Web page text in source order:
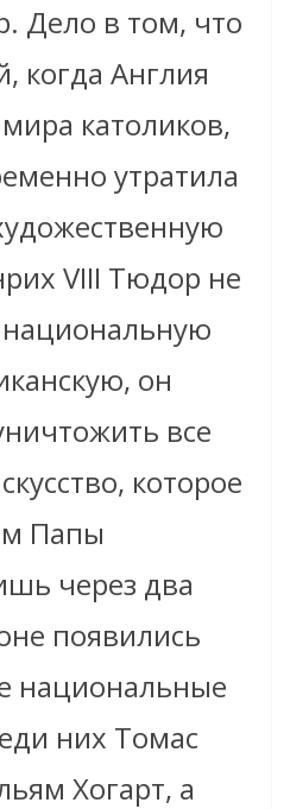
Дело в том, что
когда Англия
католиков,
утратила
VIII Тюдор не
национальную
он
все
которое
Папы
через два
появились
национальные
них Томас
Хогарт, а